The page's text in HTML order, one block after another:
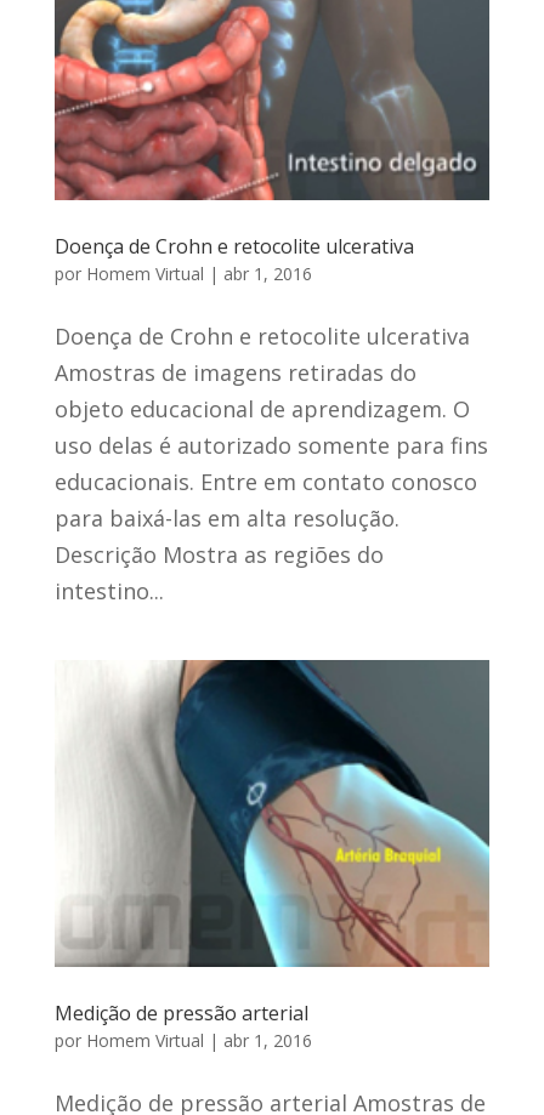
Doença de Crohn e retocolite ulcerativa
por Homem Virtual | abr 1, 2016
Doença de Crohn e retocolite ulcerativa
Amostras de imagens retiradas do
objeto educacional de aprendizagem. O
uso delas é autorizado somente para fins
educacionais. Entre em contato conosco
para baixá-las em alta resolução.
Descrição Mostra as regiões do
intestino...
Medição de pressão arterial
por Homem Virtual | abr 1, 2016
Medição de pressão arterial Amostras de